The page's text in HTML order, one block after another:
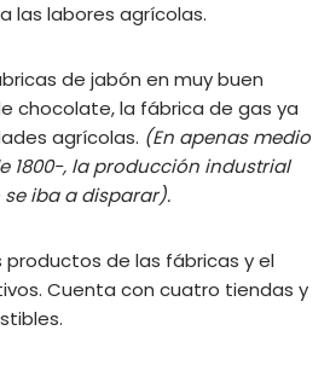
las labores agrícolas.
de jabón en muy buen
chocolate, la fábrica de gas ya
agrícolas. (En apenas medio
1800-, la producción industrial
iba a disparar).
productos de las fábricas y el
Cuenta con cuatro tiendas y